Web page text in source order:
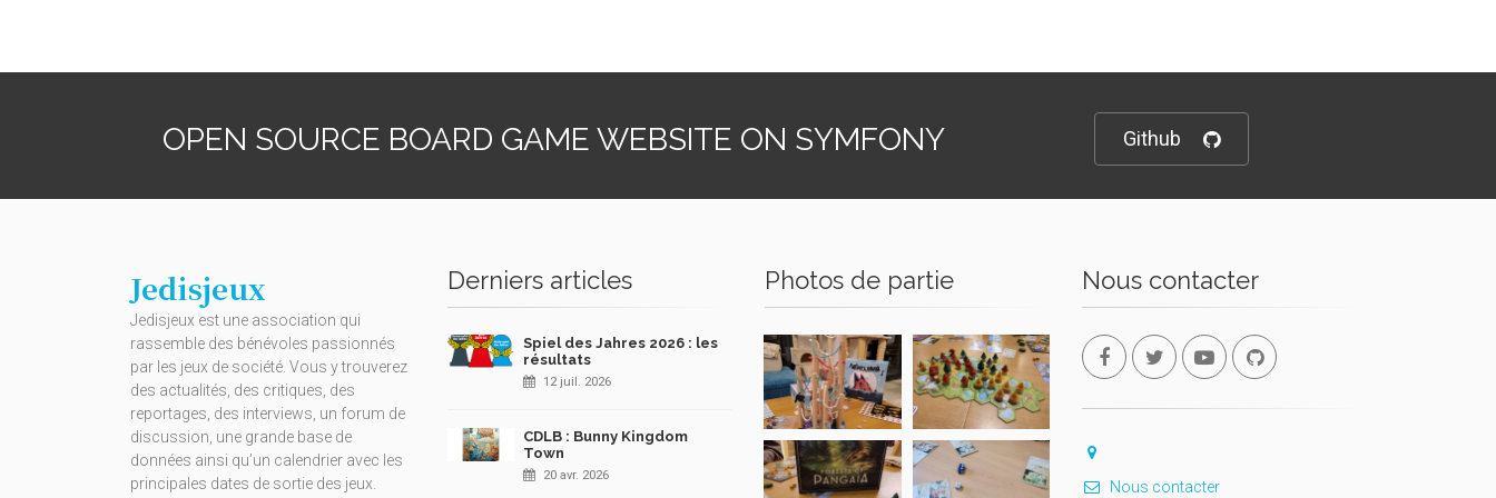
OPEN SOURCE BOARD GAME WEBSITE ON SYMFONY Github
Jedisjeux
Jedisjeux est une association qui
rassemble des bénévoles passionnés
par les jeux de société. Vous y trouverez
des actualités, des critiques, des
reportages, des interviews, un forum de
discussion, une grande base de
données ainsi qu’un calendrier avec les
principales dates de sortie des jeux.
Derniers articles
Spiel des Jahres 2026 : les
résultats
12 juil. 2026
CDLB : Bunny Kingdom
Town
20 avr. 2026
Photos de partie Nous contacter
Nous contacter